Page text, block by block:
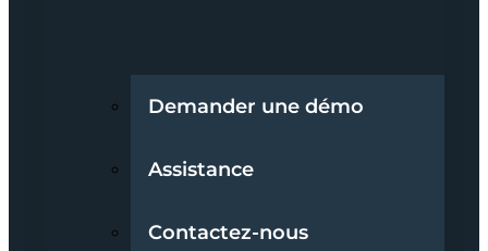
Demander une démo
Assistance
Contactez-nous